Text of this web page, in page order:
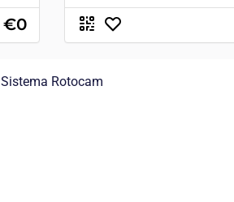
€0
Sistema Rotocam